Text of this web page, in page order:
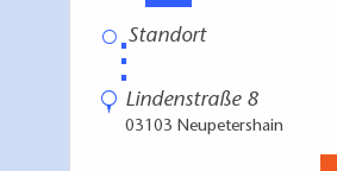
⋮
Lindenstraße 8
03103 Neupetershain